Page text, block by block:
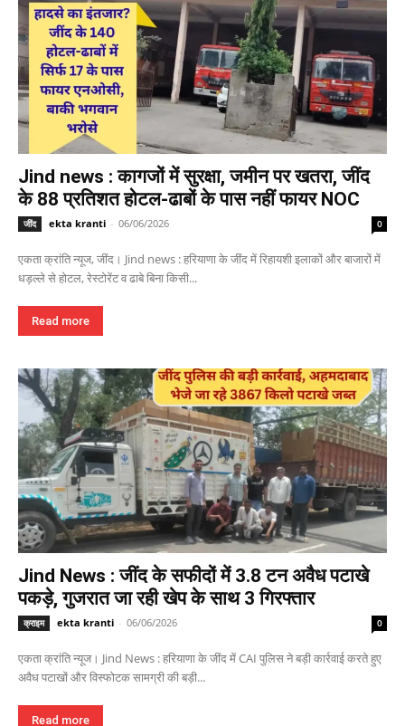
Jind news : कागजों में सुरक्षा, जमीन पर खतरा, जींद
के 88 प्रतिशत होटल-ढाबों के पास नहीं फायर NOC
जींद ekta kranti - 06/06/2026 0
एकता क्रांति न्यूज, जींद। Jind news : हरियाणा के जींद में रिहायशी इलाकों और बाजारों में
धड़ल्ले से होटल, रेस्टोरेंट व ढाबे बिना किसी...
Read more
Jind News : जींद के सफीदों में 3.8 टन अवैध पटाखे
पकड़े, गुजरात जा रही खेप के साथ 3 गिरफ्तार
क्राइम ekta kranti - 06/06/2026 0
एकता क्रांति न्यूज। Jind News : हरियाणा के जींद में CAI पुलिस ने बड़ी कार्रवाई करते हुए
अवैध पटाखों और विस्फोटक सामग्री की बड़ी...
Read more